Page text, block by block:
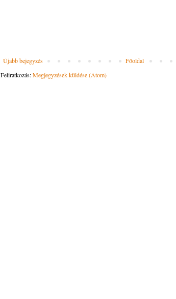
Újabb bejegyzés
Főoldal
Feliratkozás:Megjegyzések küldése (Atom)